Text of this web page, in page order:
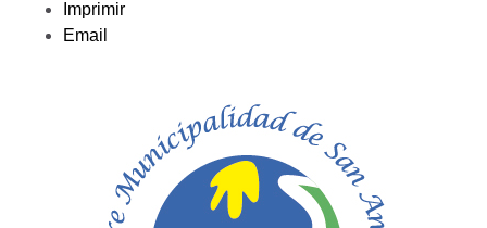
Imprimir
Email